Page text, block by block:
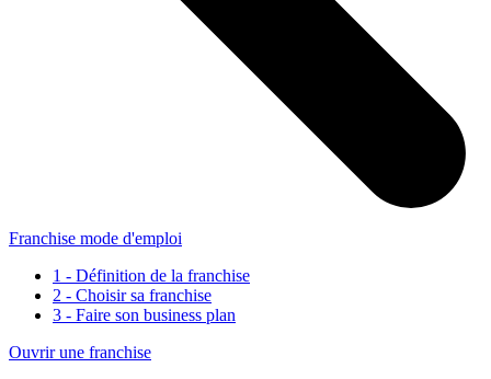
Franchise mode d'emploi
1 - Définition de la franchise
2 - Choisir sa franchise
3 - Faire son business plan
Ouvrir une franchise